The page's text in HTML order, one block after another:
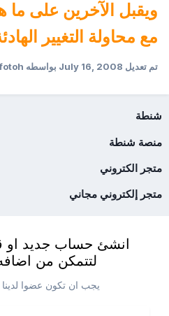
ويقبل الآخرين على
مع محاولة التغيير
تم تعديلJuly 16, 2008بواسطه mahmoudfotoh
شنطة
منصة شنطة
متجر الكتروني
متجر إلكتروني مجاني
انشئ حساب جديد او
لتتمكن من
يجب ان تكون عضوا لدينا